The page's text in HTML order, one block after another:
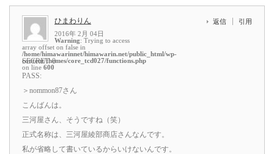
ひまわりん
2016年 2月 04日
Warning: Trying to access
array offset on false in
/home/himawarinnet/himawarin.net/public_html/wp-
content/themes/core_tcd027/functions.php
on line 600
返信 引用
SECRET: 0
PASS:
＞nommon87さん
こんばんは。
三河屋さん、そうですね（笑）
正式名称は、三河屋綾部商店さんなんです。
私が省略して書いているからいけないんです。